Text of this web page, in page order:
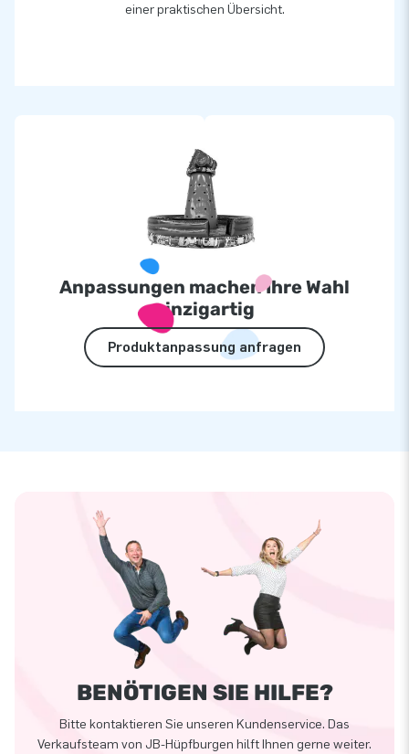
einer praktischen Übersicht.
Anpassungen machen Ihre Wahl
einzigartig
Produktanpassung anfragen
BENÖTIGEN SIE HILFE?
Bitte kontaktieren Sie unseren Kundenservice. Das
Verkaufsteam von JB-Hüpfburgen hilft Ihnen gerne weiter.